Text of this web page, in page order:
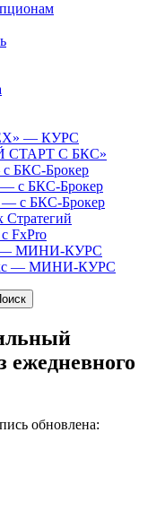
— КУРС
СТАРТ С БКС»
с БКС-Брокер
— с БКС-Брокер
— с БКС-Брокер
FxPro
— МИНИ-КУРС
— МИНИ-КУРС
обновлена: